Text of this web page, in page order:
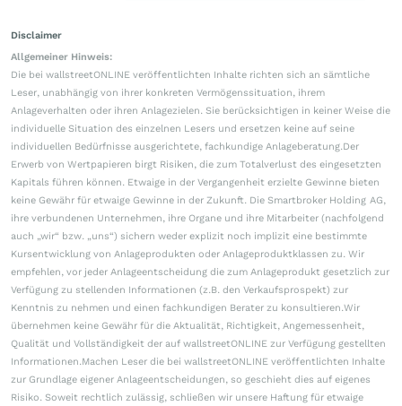
Disclaimer
Allgemeiner Hinweis:
Die bei wallstreetONLINE veröffentlichten Inhalte richten sich an sämtliche
Leser, unabhängig von ihrer konkreten Vermögenssituation, ihrem
Anlageverhalten oder ihren Anlagezielen. Sie berücksichtigen in keiner Weise die
individuelle Situation des einzelnen Lesers und ersetzen keine auf seine
individuellen Bedürfnisse ausgerichtete, fachkundige Anlageberatung.Der
Erwerb von Wertpapieren birgt Risiken, die zum Totalverlust des eingesetzten
Kapitals führen können. Etwaige in der Vergangenheit erzielte Gewinne bieten
keine Gewähr für etwaige Gewinne in der Zukunft. Die Smartbroker Holding AG,
ihre verbundenen Unternehmen, ihre Organe und ihre Mitarbeiter (nachfolgend
auch „wir“ bzw. „uns“) sichern weder explizit noch implizit eine bestimmte
Kursentwicklung von Anlageprodukten oder Anlageproduktklassen zu. Wir
empfehlen, vor jeder Anlageentscheidung die zum Anlageprodukt gesetzlich zur
Verfügung zu stellenden Informationen (z.B. den Verkaufsprospekt) zur
Kenntnis zu nehmen und einen fachkundigen Berater zu konsultieren.Wir
übernehmen keine Gewähr für die Aktualität, Richtigkeit, Angemessenheit,
Qualität und Vollständigkeit der auf wallstreetONLINE zur Verfügung gestellten
Informationen.Machen Leser die bei wallstreetONLINE veröffentlichten Inhalte
zur Grundlage eigener Anlageentscheidungen, so geschieht dies auf eigenes
Risiko. Soweit rechtlich zulässig, schließen wir unsere Haftung für etwaige